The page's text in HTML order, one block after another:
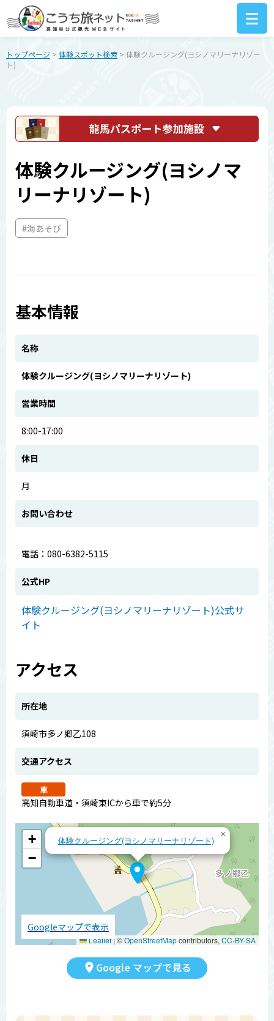
トップページ > 体験スポット検索 > 体験クルージング(ヨシノマリーナリゾー
ト)
体験クルージング(ヨシノマ
リーナリゾート)
#海あそび
基本情報
名称
体験クルージング(ヨシノマリーナリゾート)
営業時間
8:00-17:00
休日
月
お問い合わせ
電話：080-6382-5115
公式HP
体験クルージング(ヨシノマリーナリゾート)公式サ
イト
アクセス
所在地
須崎市多ノ郷乙108
交通アクセス
車
高知自動車道・須崎東ICから車で約5分
体験クルージング(ヨシノマリーナリゾート)
×
+
−
Leaflet | ©OpenStreetMapcontributors, CC-BY-SA
Googleマップで表示
Google マップで見る